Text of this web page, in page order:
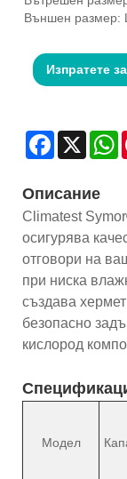
Външен размер:
Изпратете
Facebook
X
Описание
Climatest
осигурява
отговори на
при ниска
създава
безопасно
кислород
Модел